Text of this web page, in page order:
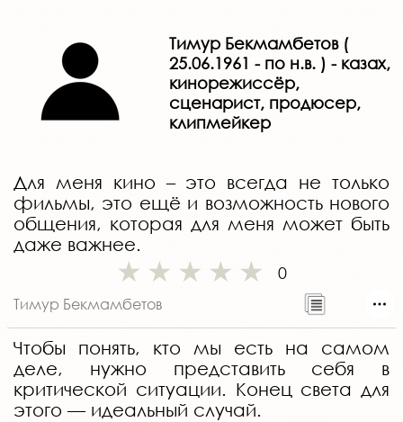
Тимур Бекмамбетов (
25.06.1961 - по н.в. ) - казах,
кинорежиссёр,
сценарист, продюсер,
клипмейкер
Для меня кино – это всегда не только
фильмы, это ещё и возможность нового
общения, которая для меня может быть
даже важнее.
0
Тимур Бекмамбетов
Чтобы понять, кто мы есть на самом
деле, нужно представить себя в
критической ситуации. Конец света для
этого — идеальный случай.